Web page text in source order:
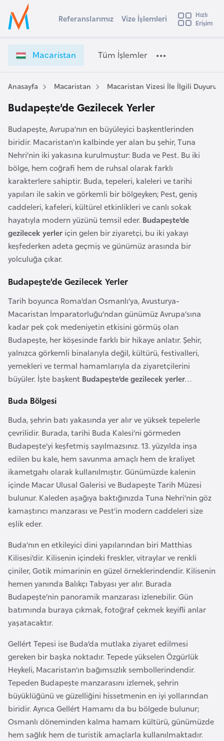
Ülke Seçimi
Başvuru yapmak istediğiniz ülkeyi seçin
Üye
Girişi
e
t
Referanslarımız Vize İşlemleri
Hızlı
Erişim
Macaristan Tüm İşlemler
Anasayfa Macaristan Macaristan Vizesi İle İlgili
Budapeşte’de Gezilecek Yerler
Budapeşte, Avrupa’nın en büyüleyici başkentlerinden
biridir. Macaristan’ın kalbinde yer alan bu şehir, Tuna
Nehri’nin iki yakasına kurulmuştur: Buda ve Pest. Bu iki
bölge, hem coğrafi hem de ruhsal olarak farklı
karakterlere sahiptir. Buda, tepeleri, kaleleri ve tarihi
yapıları ile sakin ve görkemli bir bölgeyken; Pest, geniş
caddeleri, kafeleri, kültürel etkinlikleri ve canlı sokak
hayatıyla modern yüzünü temsil eder. Budapeşte’de
gezilecek yerler için gelen bir ziyaretçi, bu iki yakayı
keşfederken adeta geçmiş ve günümüz arasında bir
yolculuğa çıkar.
Budapeşte’de Gezilecek Yerler
Tarih boyunca Roma’dan Osmanlı’ya, Avusturya-
Macaristan İmparatorluğu’ndan günümüz Avrupa’sına
kadar pek çok medeniyetin etkisini görmüş olan
Budapeşte, her köşesinde farklı bir hikaye anlatır. Şehir,
yalnızca görkemli binalarıyla değil, kültürü, festivalleri,
yemekleri ve termal hamamlarıyla da ziyaretçilerini
büyüler. İşte başkent Budapeşte’de gezilecek yerler…
Buda Bölgesi
Buda, şehrin batı yakasında yer alır ve yüksek tepelerle
çevrilidir. Burada, tarihi Buda Kalesi’ni görmeden
Budapeşte’yi keşfetmiş sayılmazsınız. 13. yüzyılda inşa
edilen bu kale, hem savunma amaçlı hem de kraliyet
ikametgahı olarak kullanılmıştır. Günümüzde kalenin
içinde Macar Ulusal Galerisi ve Budapeşte Tarih Müzesi
bulunur. Kaleden aşağıya baktığınızda Tuna Nehri’nin göz
kamaştırıcı manzarası ve Pest’in modern caddeleri size
eşlik eder.
Buda’nın en etkileyici dini yapılarından biri Matthias
Kilisesi’dir. Kilisenin içindeki freskler, vitraylar ve renkli
çiniler, Gotik mimarinin en güzel örneklerindendir. Kilisenin
hemen yanında Balıkçı Tabyası yer alır. Burada
Budapeşte’nin panoramik manzarası izlenebilir. Gün
batımında buraya çıkmak, fotoğraf çekmek keyifli anlar
yaşatacaktır.
Gellért Tepesi ise Buda’da mutlaka ziyaret edilmesi
gereken bir başka noktadır. Tepede yükselen Özgürlük
Heykeli, Macaristan’ın bağımsızlık sembollerindendir.
Tepeden Budapeşte manzarasını izlemek, şehrin
büyüklüğünü ve güzelliğini hissetmenin en iyi yollarından
biridir. Ayrıca Gellért Hamamı da bu bölgede bulunur;
Osmanlı döneminden kalma hamam kültürü, günümüzde
hem sağlık hem de turistik amaçlarla kullanılmaktadır.
s
t
r
a
A
v
u
s
r
a
A
e
a
c
B
a
h
r
e
y
n
B
a
g
l
a
d
e
ş
B
e
l
a
r
u
s